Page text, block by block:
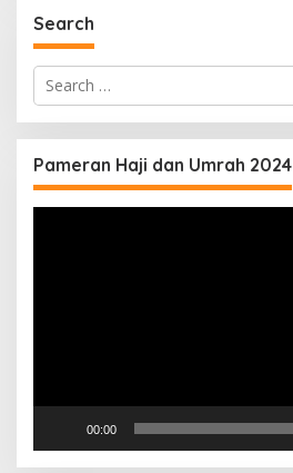
Search
Search
for:
Pameran Haji dan Umrah 2024
00:00